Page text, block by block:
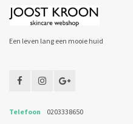
Een leven lang een mooie huid
Telefoon
0203338650